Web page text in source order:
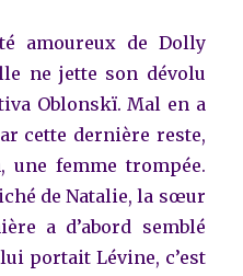
amoureux de Dolly
ne jette son dévolu
Oblonskï. Mal en a
cette dernière reste,
une femme trompée.
de Natalie, la sœur
a d’abord semblé
portait Lévine, c’est